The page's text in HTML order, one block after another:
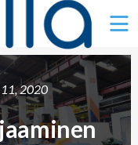
Ë
2020